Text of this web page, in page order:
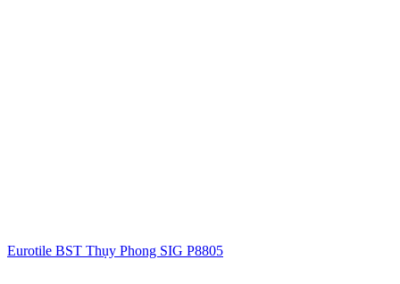
Eurotile BST Thụy Phong SIG P8805